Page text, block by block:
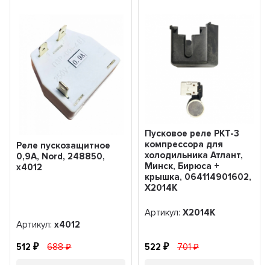
Реле пускозащитное
0,9А, Nord, 248850,
х4012
Артикул:х4012
512 688
Пусковое реле РКТ-3
компрессора для
холодильника Атлант,
Минск, Бирюса +
крышка, 064114901602,
Х2014К
Артикул: Х2014К
522 701